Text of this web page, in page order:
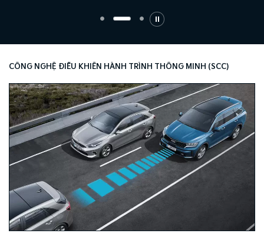
CÔNG NGHỆ ĐIỀU KHIỂN HÀNH TRÌNH THÔNG MINH (SCC)